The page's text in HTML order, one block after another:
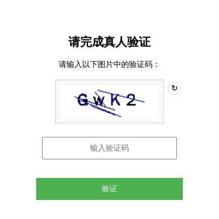
请完成真人验证
请输入以下图片中的验证码：
↻
验证